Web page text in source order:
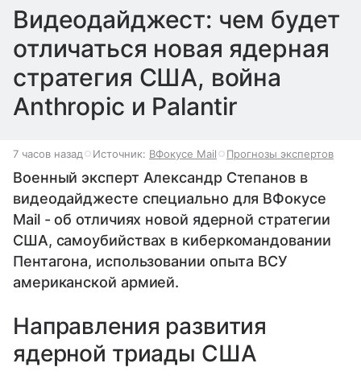
Видеодайджест: чем будет
отличаться новая ядерная
стратегия США, война
Anthropic и Palantir
7 часов назад Источник: ВФокусе Mail Прогнозы экспертов
Военный эксперт Александр Степанов в
видеодайджесте специально для ВФокусе
Mail - об отличиях новой ядерной стратегии
США, самоубийствах в киберкомандовании
Пентагона, использовании опыта ВСУ
американской армией.
Направления развития
ядерной триады США